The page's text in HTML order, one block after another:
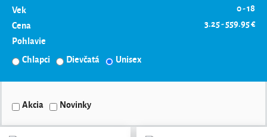
Vek
0 - 18
Cena
3.25 - 559.95 €
Pohlavie
Chlapci
Dievčatá Unisex
Akcia Novinky